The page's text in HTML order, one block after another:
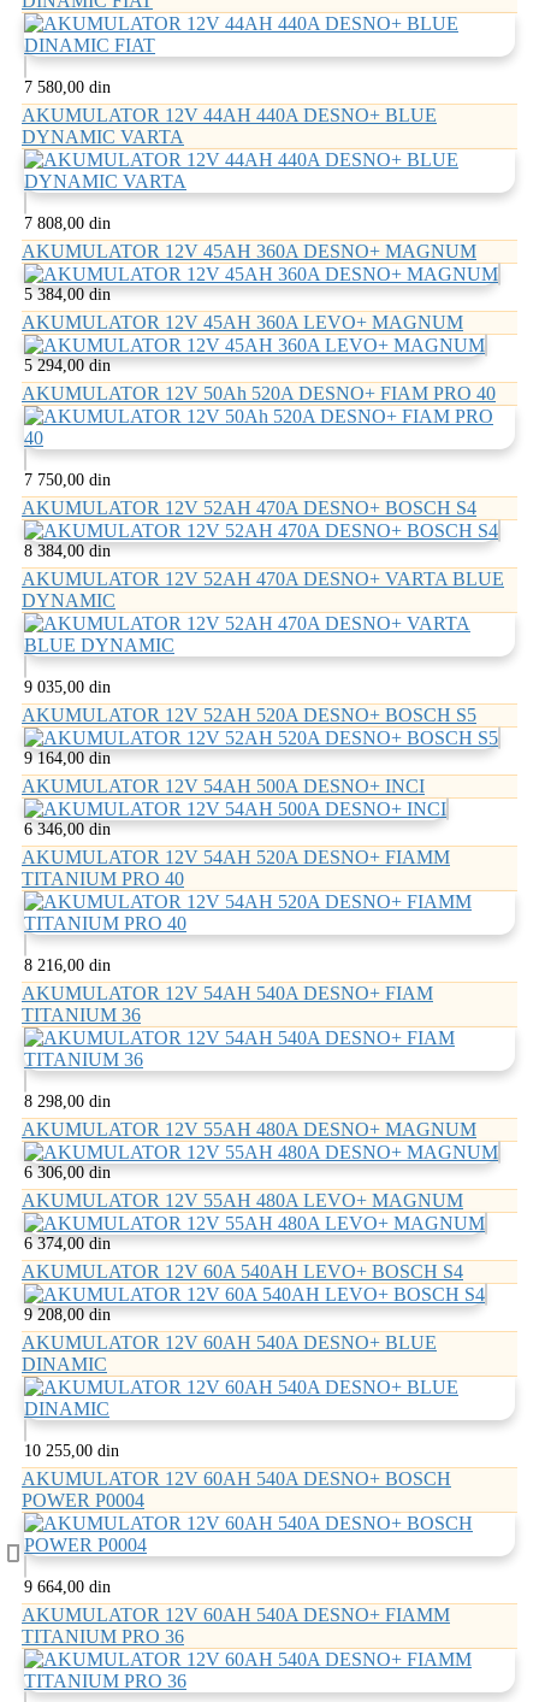
7 580,00 din
AKUMULATOR 12V 44AH 440A DESNO+ BLUE
DYNAMIC VARTA
7 808,00 din
AKUMULATOR 12V 45AH 360A DESNO+ MAGNUM
5 384,00 din
AKUMULATOR 12V 45AH 360A LEVO+ MAGNUM
5 294,00 din
AKUMULATOR 12V 50Ah 520A DESNO+ FIAM PRO 40
7 750,00 din
AKUMULATOR 12V 52AH 470A DESNO+ BOSCH S4
8 384,00 din
AKUMULATOR 12V 52AH 470A DESNO+ VARTA BLUE
DYNAMIC
9 035,00 din
AKUMULATOR 12V 52AH 520A DESNO+ BOSCH S5
9 164,00 din
AKUMULATOR 12V 54AH 500A DESNO+ INCI
6 346,00 din
AKUMULATOR 12V 54AH 520A DESNO+ FIAMM
TITANIUM PRO 40
8 216,00 din
AKUMULATOR 12V 54AH 540A DESNO+ FIAM
TITANIUM 36
8 298,00 din
AKUMULATOR 12V 55AH 480A DESNO+ MAGNUM
6 306,00 din
AKUMULATOR 12V 55AH 480A LEVO+ MAGNUM
6 374,00 din
AKUMULATOR 12V 60A 540AH LEVO+ BOSCH S4
9 208,00 din
AKUMULATOR 12V 60AH 540A DESNO+ BLUE
DINAMIC
10 255,00 din
AKUMULATOR 12V 60AH 540A DESNO+ BOSCH
POWER P0004
9 664,00 din
AKUMULATOR 12V 60AH 540A DESNO+ FIAMM
TITANIUM PRO 36